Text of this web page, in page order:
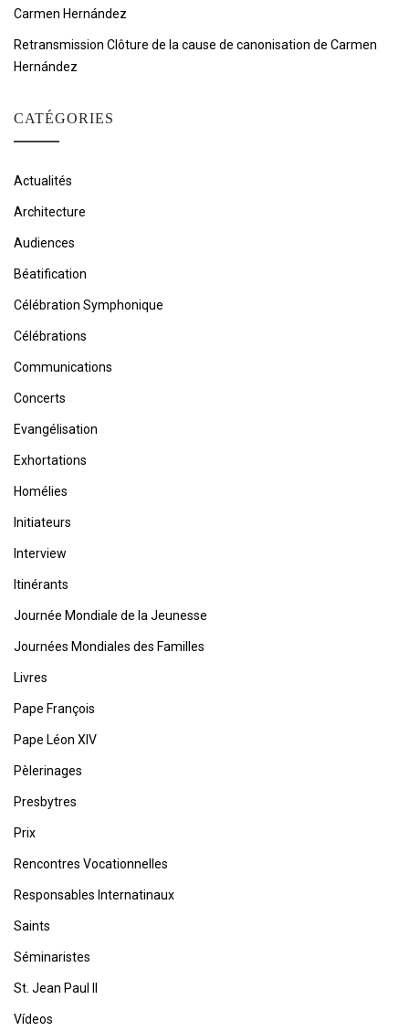
Carmen Hernández
Retransmission Clôture de la cause de canonisation de Carmen
Hernández
CATÉGORIES
Actualités
Architecture
Audiences
Béatification
Célébration Symphonique
Célébrations
Communications
Concerts
Evangélisation
Exhortations
Homélies
Initiateurs
Interview
Itinérants
Journée Mondiale de la Jeunesse
Journées Mondiales des Familles
Livres
Pape François
Pape Léon XIV
Pèlerinages
Presbytres
Prix
Rencontres Vocationnelles
Responsables Internatinaux
Saints
Séminaristes
St. Jean Paul II
Vídeos